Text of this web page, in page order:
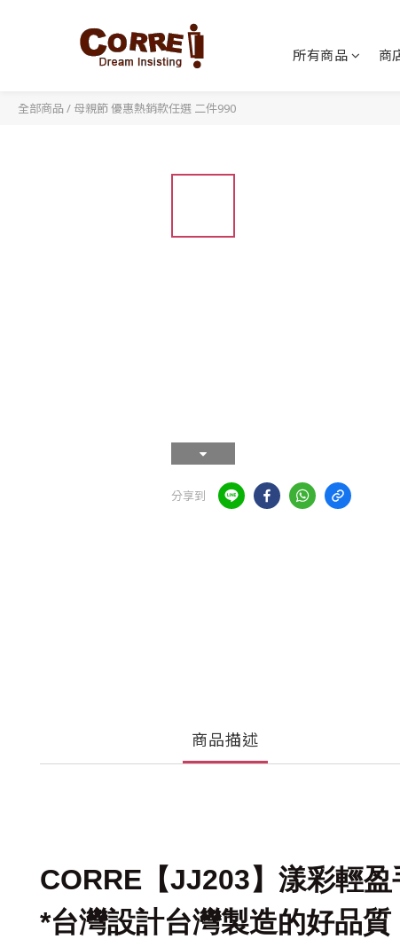
所有商品 商
全部商品 / 母親節 優惠熱銷款任選 二件990
分享到
商品描述
CORRE【JJ203】漾彩輕盈
*台灣設計台灣製造的好品質